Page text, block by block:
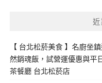
【 台北松菸美食 】名廚坐
然銷魂飯，試營運優惠與平
茶餐廳 台北松菸店